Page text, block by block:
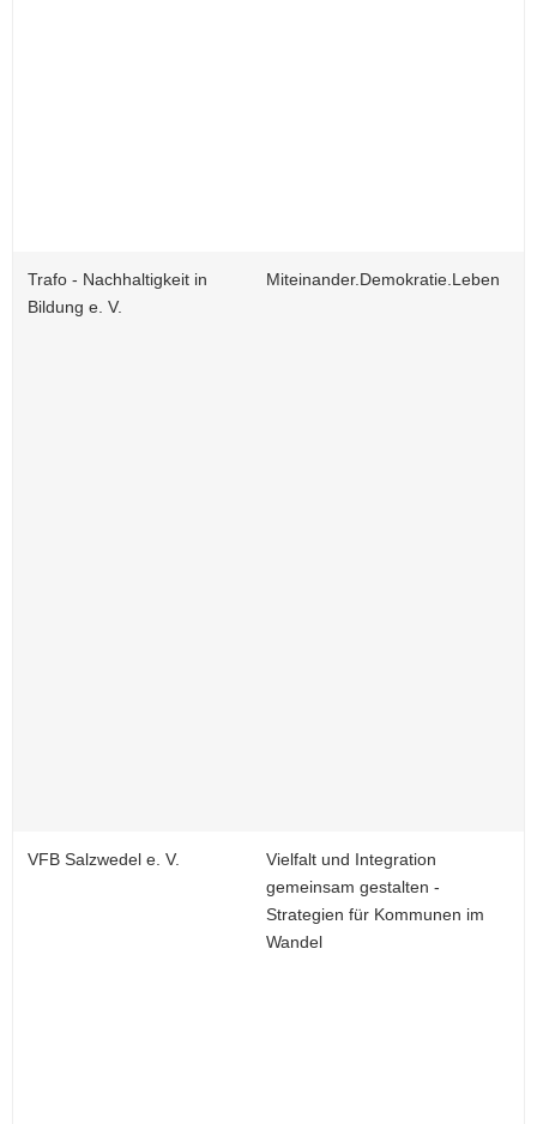
Trafo - Nachhaltigkeit in
Bildung e. V.
Miteinander.Demokratie.Leben
VFB Salzwedel e. V.
Vielfalt und Integration
gemeinsam gestalten -
Strategien für Kommunen im
Wandel